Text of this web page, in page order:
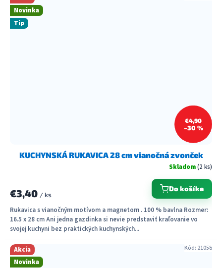
Novinka
Tip
€4,90
–30 %
KUCHYNSKÁ RUKAVICA 28 cm vianočná zvonček
Skladom(2 ks)
€3,40 / ks
Do košíka
Rukavica s vianočným motívom a magnetom . 100 % bavlna Rozmer:
16.5 x 28 cm Ani jedna gazdinka si nevie predstaviť kraľovanie vo
svojej kuchyni bez praktických kuchynských...
Akcia
Novinka
Kód: 21058